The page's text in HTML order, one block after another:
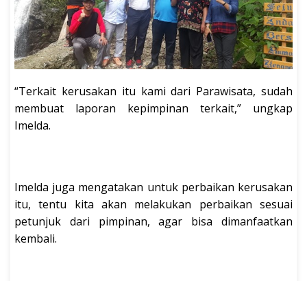
“Terkait kerusakan itu kami dari Parawisata, sudah
membuat laporan kepimpinan terkait,” ungkap
Imelda.
Imelda juga mengatakan untuk perbaikan kerusakan
itu, tentu kita akan melakukan perbaikan sesuai
petunjuk dari pimpinan, agar bisa dimanfaatkan
kembali.